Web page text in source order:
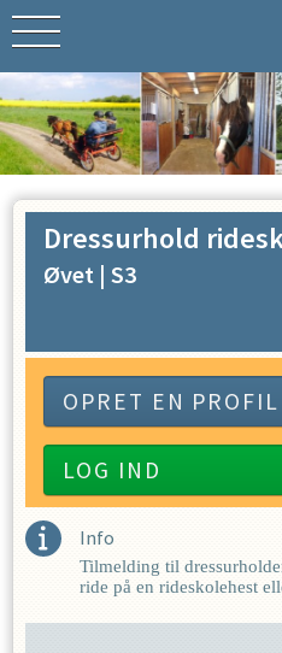
Dressurhold
Øvet | S3
OPRET EN PROFIL
LOG IND
Info
Tilmelding til
ride på en rideskolehest